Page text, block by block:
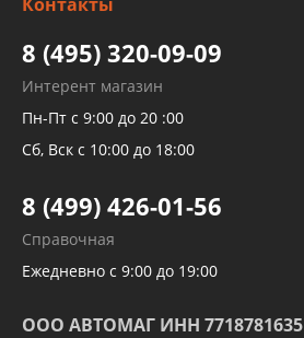
Детейлинг
высокого давления
Тормозных трубок
Рукавов гидроусилителей
Рукавов компрессоров и турбин
Трубок кондиционеров
Развертка пайка медных стальных
алюминиевых трубок и штуцеров
8 (495) 320-09-09
Интерент магазин
Пн-Пт с 9:00 до 20 :00
Сб, Вск с 10:00 до 18:00
8 (499) 426-01-56
Справочная
Ежедневно с 9:00 до 19:00
ООО АВТОМАГ ИНН 7718781635